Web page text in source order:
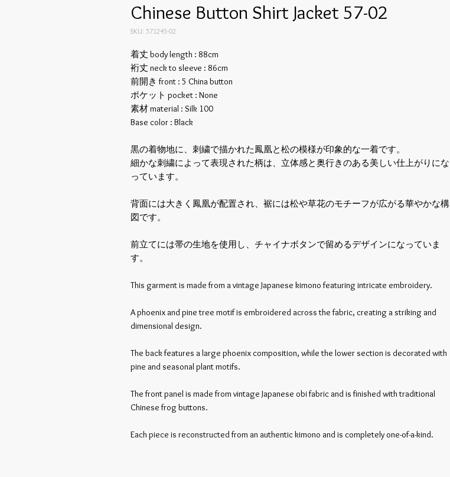
Chinese Button Shirt Jacket 57-02
SKU: 571245-02
着丈 body length : 88cm
裄丈 neck to sleeve : 86cm
前開き front : 5 China button
ポケット pocket : None
素材 material : Silk 100
Base color : Black
黒の着物地に、刺繍で描かれた鳳凰と松の模様が印象的な一着です。
細かな刺繍によって表現された柄は、立体感と奥行きのある美しい仕上がりにな
っています。
背面には大きく鳳凰が配置され、裾には松や草花のモチーフが広がる華やかな構
図です。
前立てには帯の生地を使用し、チャイナボタンで留めるデザインになっていま
す。
This garment is made from a vintage Japanese kimono featuring intricate embroidery.
A phoenix and pine tree motif is embroidered across the fabric, creating a striking and
dimensional design.
The back features a large phoenix composition, while the lower section is decorated with
pine and seasonal plant motifs.
The front panel is made from vintage Japanese obi fabric and is finished with traditional
Chinese frog buttons.
Each piece is reconstructed from an authentic kimono and is completely one-of-a-kind.